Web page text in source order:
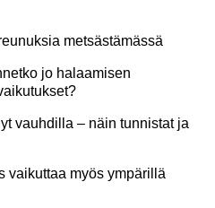
metsästämässä
jo halaamisen
vauhdilla – näin tunnistat ja
vaikuttaa myös ympärillä